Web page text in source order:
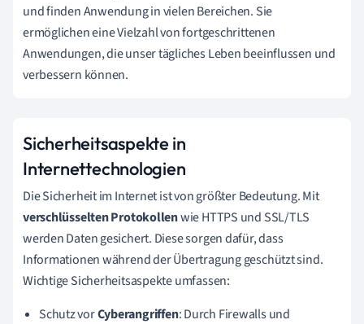
und finden Anwendung in vielen Bereichen. Sie
ermöglichen eine Vielzahl von fortgeschrittenen
Anwendungen, die unser tägliches Leben beeinflussen und
verbessern können.
Sicherheitsaspekte in
Internettechnologien
Die Sicherheit im Internet ist von größter Bedeutung. Mit
verschlüsselten Protokollenwie HTTPS und SSL/TLS
werden Daten gesichert. Diese sorgen dafür, dass
Informationen während der Übertragung geschützt sind.
Wichtige Sicherheitsaspekte umfassen:
Schutz vorCyberangriffen: Durch Firewalls und